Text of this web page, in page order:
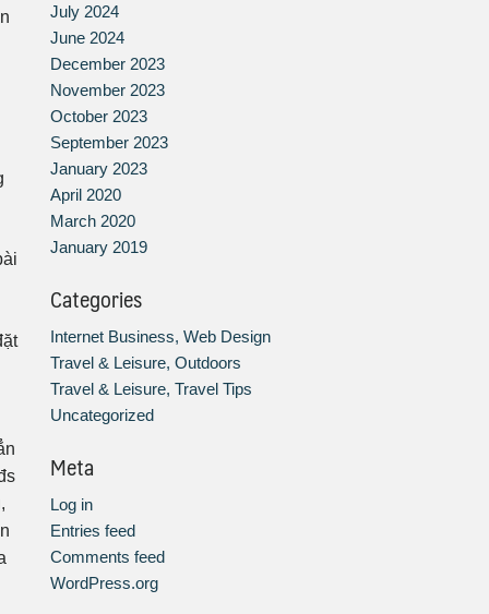
July 2024
June 2024
December 2023
November 2023
October 2023
September 2023
January 2023
April 2020
March 2020
January 2019
Categories
Internet Business, Web Design
Travel & Leisure, Outdoors
Travel & Leisure, Travel Tips
Uncategorized
Meta
Log in
Entries feed
Comments feed
WordPress.org